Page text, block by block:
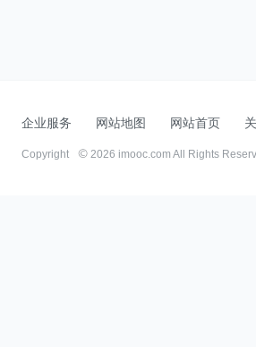
企业服务 网站地图 网站首页
Copyright 2026 imooc.com All Rights